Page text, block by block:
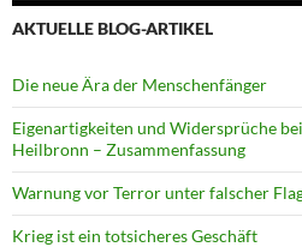
AKTUELLE BLOG-ARTIKEL
Die neue Ära der Menschenfänger
Eigenartigkeiten und Widersprüche
Heilbronn – Zusammenfassung
Warnung vor Terror unter falscher
Krieg ist ein totsicheres Geschäft